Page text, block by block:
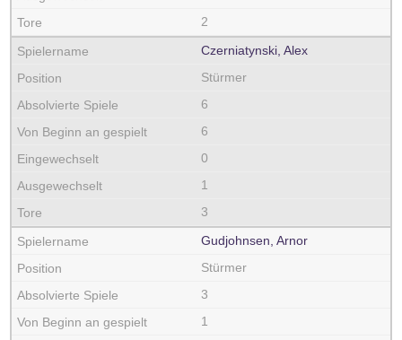
2
Czerniatynski, Alex
Stürmer
6
6
0
1
3
Gudjohnsen, Arnor
Stürmer
3
1